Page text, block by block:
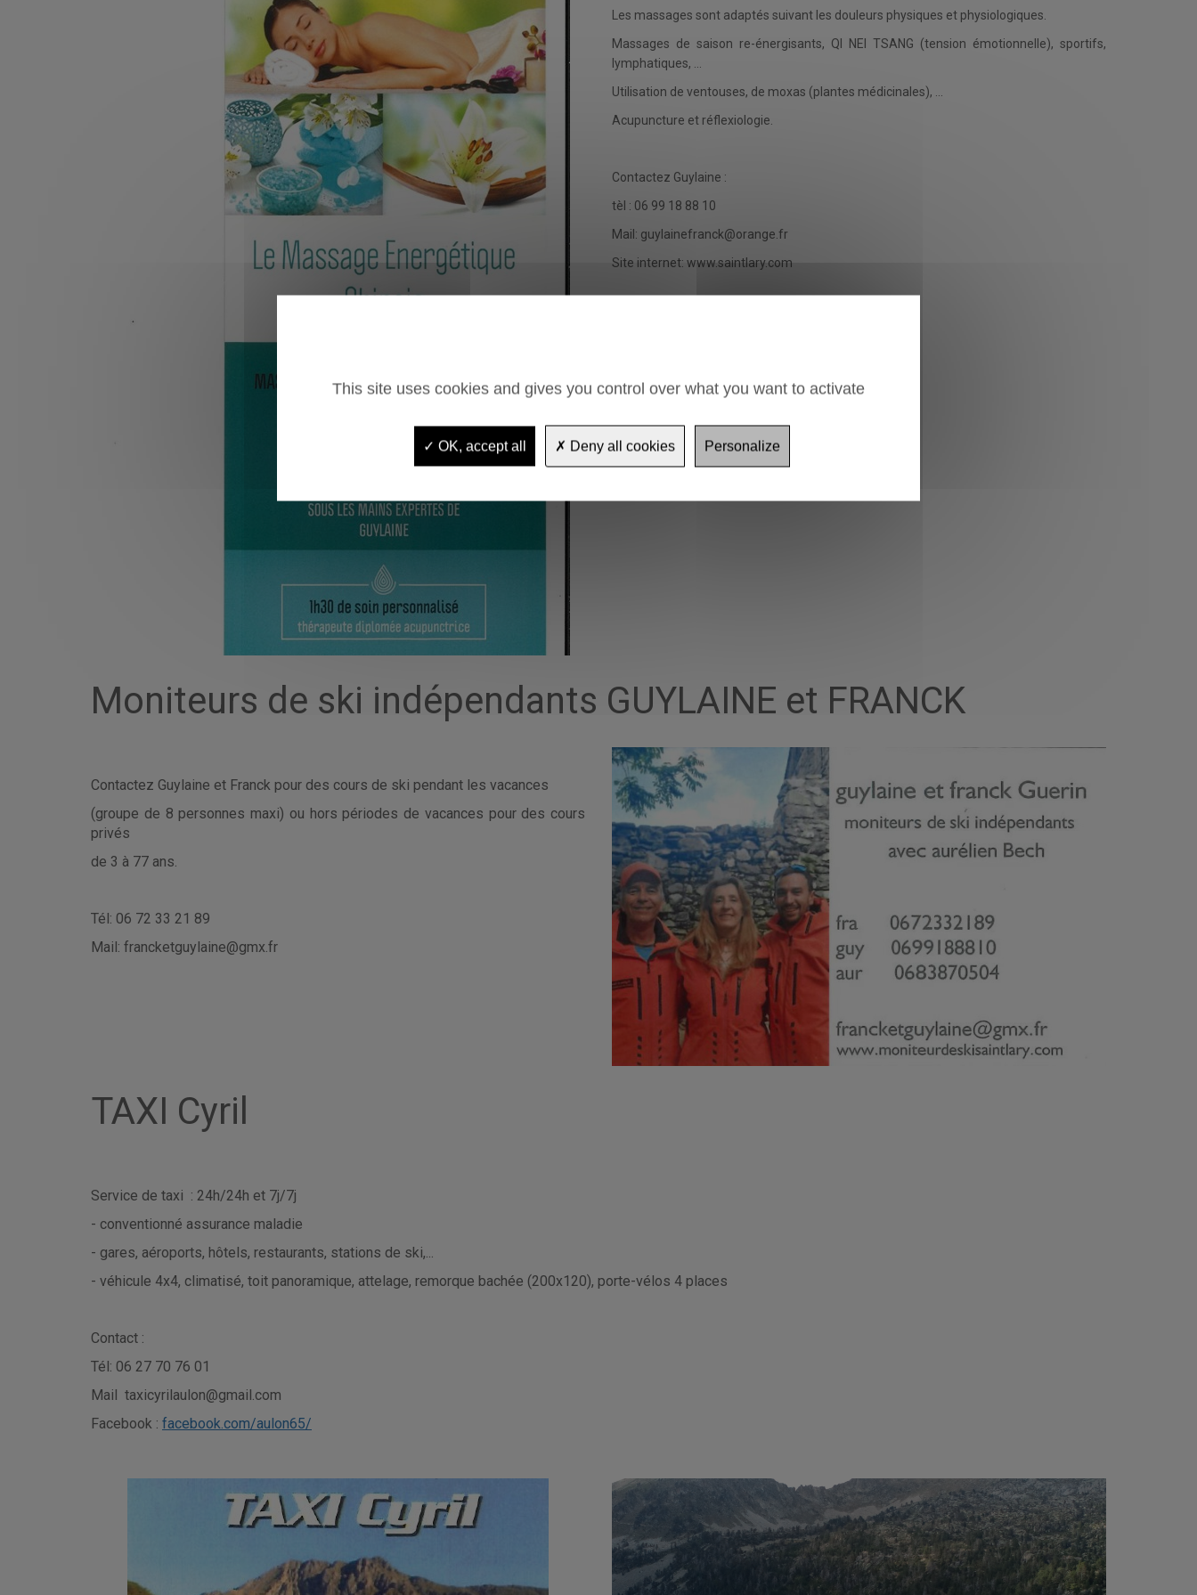
Les massages sont adaptés suivant les douleurs physiques et physiologiques.
Massages de saison re-énergisants, QI NEI TSANG (tension émotionnelle), sportifs,
lymphatiques, ...
Utilisation de ventouses, de moxas (plantes médicinales), ...
Acupuncture et réflexiologie.
Contactez Guylaine :
tèl : 06 99 18 88 10
Mail: guylainefranck@orange.fr
Site internet: www.saintlary.com
Moniteurs de ski indépendants GUYLAINE et FRANCK
Contactez Guylaine et Franck pour des cours de ski pendant les vacances
(groupe de 8 personnes maxi) ou hors périodes de vacances pour des cours
privés
de 3 à 77 ans.
Tél: 06 72 33 21 89
Mail: francketguylaine@gmx.fr
TAXI Cyril
Service de taxi : 24h/24h et 7j/7j
- conventionné assurance maladie
- gares, aéroports, hôtels, restaurants, stations de ski,...
- véhicule 4x4, climatisé, toit panoramique, attelage, remorque bachée (200x120), porte-vélos 4 places
Contact :
Tél: 06 27 70 76 01
Mail taxicyrilaulon@gmail.com
Facebook : facebook.com/aulon65/
This site uses cookies and gives you control over what you want to activate
OK, accept all Deny all cookies Personalize